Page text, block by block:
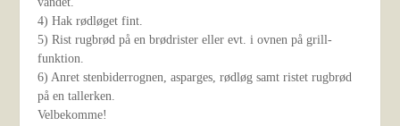
4) Hak rødløget fint.
5) Rist rugbrød på en brødrister eller evt. i ovnen på grill-
funktion.
6) Anret stenbiderrognen, asparges, rødløg samt ristet rugbrød
på en tallerken.
Velbekomme!